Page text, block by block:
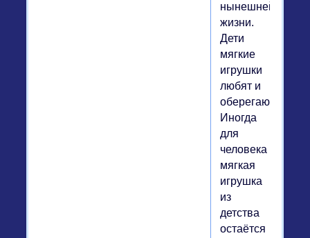
нынешней
жизни.
Дети
мягкие
игрушки
любят и
оберегают.
Иногда
для
человека
мягкая
игрушка
из
детства
остаётся